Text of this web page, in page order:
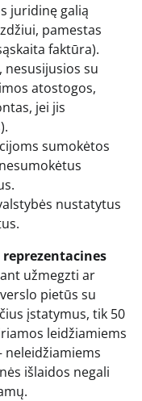
juridinę galią
pamestas
faktūra).
nesusijusios su
atostogos,
jei jis
sumokėtos
nustatytus
reprezentacines
užmegzti ar
pietūs su
įstatymus, tik 50
leidžiamiems
neleidžiamiems
išlaidos negali